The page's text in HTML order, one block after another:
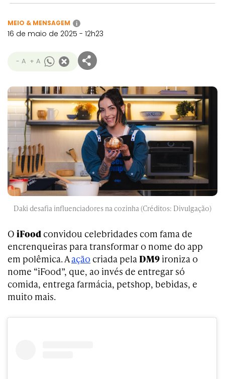
MEIO & MENSAGEM i
16 de maio de 2025 - 12h23
- A + A
Daki desafia influenciadores na cozinha (Créditos: Divulgação)
O iFood convidou celebridades com fama de
encrenqueiras para transformar o nome do app
em polêmica. Aação criada pelaDM9 ironiza o
nome “iFood”, que, ao invés de entregar só
comida, entrega farmácia, petshop, bebidas, e
muito mais.